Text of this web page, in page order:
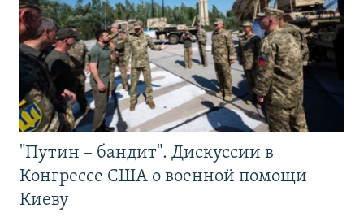
"Путин – бандит". Дискуссии в
Конгрессе США о военной помощи
Киеву